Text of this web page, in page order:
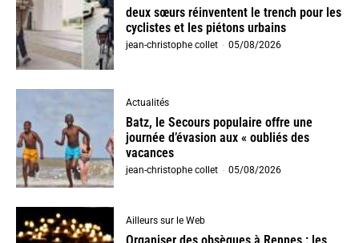
deux sœurs réinventent le trench pour les
cyclistes et les piétons urbains
jean-christophe collet - 05/08/2026
Actualités
Batz, le Secours populaire offre une
journée d’évasion aux « oubliés des
vacances
jean-christophe collet - 05/08/2026
Ailleurs sur le Web
Organiser des obsèques à Rennes : les